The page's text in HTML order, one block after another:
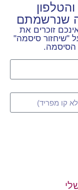
שנרשמתם
זוכרים את
"שיחזור סיסמה"
הסיסמה.